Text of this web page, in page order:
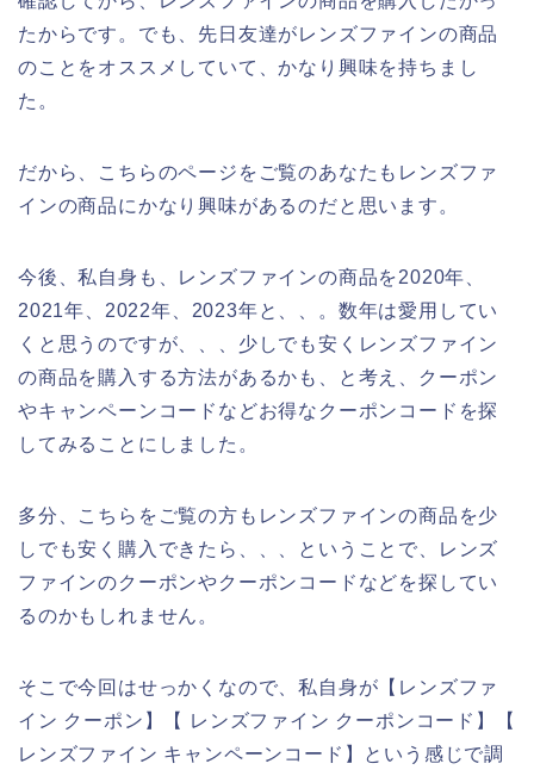
たからです。でも、先日友達がレンズファインの商品
のことをオススメしていて、かなり興味を持ちまし
た。
だから、こちらのページをご覧のあなたもレンズファ
インの商品にかなり興味があるのだと思います。
今後、私自身も、レンズファインの商品を2020年、
2021年、2022年、2023年と、、。数年は愛用してい
くと思うのですが、、、少しでも安くレンズファイン
の商品を購入する方法があるかも、と考え、クーポン
やキャンペーンコードなどお得なクーポンコードを探
してみることにしました。
多分、こちらをご覧の方もレンズファインの商品を少
しでも安く購入できたら、、、ということで、レンズ
ファインのクーポンやクーポンコードなどを探してい
るのかもしれません。
そこで今回はせっかくなので、私自身が【レンズファ
イン クーポン】【 レンズファイン クーポンコード】【
レンズファイン キャンペーンコード】という感じで調